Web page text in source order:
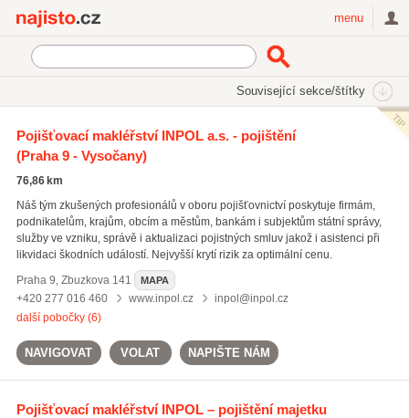
menu
Související sekce/štítky
Pojišťovací agenti (1193)
Pojišťovny
Zdravotní pojišťovny
Pojišťovací makléřství INPOL a.s. - pojištění
(Praha 9 - Vysočany)
76,86 km
Náš tým zkušených profesionálů v oboru pojišťovnictví poskytuje firmám,
podnikatelům, krajům, obcím a městům, bankám i subjektům státní správy,
služby ve vzniku, správě i aktualizaci pojistných smluv jakož i asistenci při
likvidaci škodních událostí. Nejvyšší krytí rizik za optimální cenu.
Praha 9, Zbuzkova 141 MAPA
+420 277 016 460 www.inpol.cz
inpol@inpol.cz
další pobočky (6)
NAVIGOVAT VOLAT NAPIŠTE NÁM
Pojišťovací makléřství INPOL – pojištění majetku